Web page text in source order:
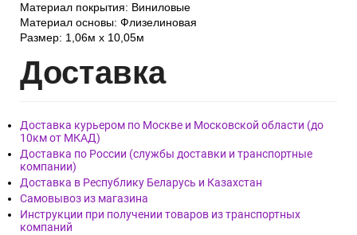
Материал покрытия: Виниловые
Материал основы: Флизелиновая
Размер: 1,06м х 10,05м
Доставка
Доставка курьером по Москве и Московской области (до
10км от МКАД)
Доставка по России (службы доставки и транспортные
компании)
Доставка в Республику Беларусь и Казахстан
Самовывоз из магазина
Инструкции при получении товаров из транспортных
компаний